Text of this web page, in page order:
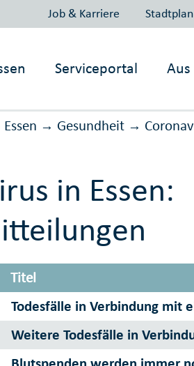
Job & Karriere Stadtplan
Serviceportal
→ Gesundheit →
in Essen:
Titel
Todesfälle in Verbindung mit
Weitere Todesfälle in